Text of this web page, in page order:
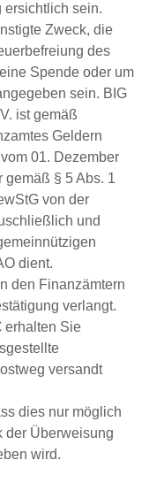
ersichtlich sein.
Zweck, die
des
Spende oder um
sein. BIG
ist gemäß
Geldern
01. Dezember
gemäß § 5 Abs. 1
von der
und
dient.
den Finanzämtern
verlangt.
erhalten Sie
versandt
dies nur möglich
der Überweisung
wird.